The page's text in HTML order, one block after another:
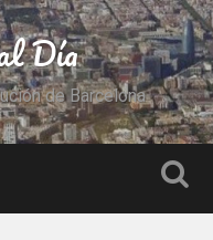
Día
de Barcelona